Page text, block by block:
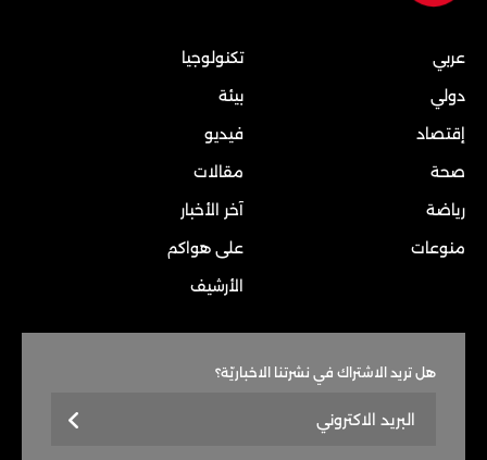
عربي
دولي
إقتصاد
صحة
رياضة
منوعات
تكنولوجيا
بيئة
فيديو
مقالات
آخر الأخبار
على هواكم
الأرشيف
هل تريد الاشتراك في نشرتنا الاخباريّة؟